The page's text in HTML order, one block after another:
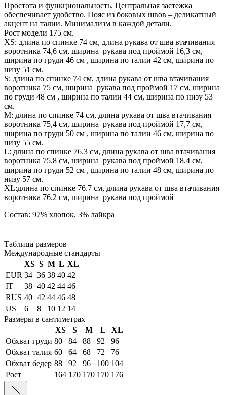
Простота и функциональность. Центральная застежка
обеспечивает удобство. Пояс из боковых швов – деликатный
акцент на талии. Минимализм в каждой детали.
Рост модели 175 см.
XS: длина по спинке 74 см, длина рукава от шва втачивания
воротника 74,6 см, ширина рукава под проймой 16,3 см,
ширина по груди 46 см , ширина по талии 42 см, ширина по
низу 51 см.
S: длина по спинке 74 см, длина рукава от шва втачивания
воротника 75 см, ширина рукава под проймой 17 см, ширина
по груди 48 см , ширина по талии 44 см, ширина по низу 53
см.
М: длина по спинке 74 см, длина рукава от шва втачивания
воротника 75,4 см, ширина рукава под проймой 17,7 см,
ширина по груди 50 см , ширина по талии 46 см, ширина по
низу 55 см.
L: длина по спинке 76.3 см, длина рукава от шва втачивания
воротника 75.8 см, ширина рукава под проймой 18.4 см,
ширина по груди 52 см , ширина по талии 48 см, ширина по
низу 57 см.
XL:длина по спинке 76.7 см, длина рукава от шва втачивания
воротника 76.2 см, ширина рукава под проймой
Состав: 97% хлопок, 3% лайкра
Таблица размеров
Международные стандарты
XS S M L XL
EUR 34 36 38 40 42
IT
38 40 42 44 46
RUS 40 42 44 46 48
US
6 8 10 12 14
Размеры в сантиметрах
XS
S M L
XL
Обхват груди 80 84 88 92
96
Обхват талия 60 64 68 72
76
Обхват бедер 88 92 96 100 104
Рост
164 170 170 170 176